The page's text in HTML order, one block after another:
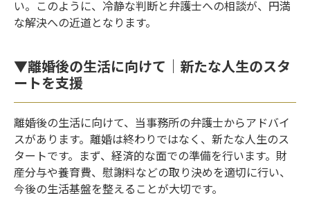
い。このように、冷静な判断と弁護士への相談が、円満
な解決への近道となります。
▼離婚後の生活に向けて｜新たな人生のスタ
ートを支援
離婚後の生活に向けて、当事務所の弁護士からアドバイ
スがあります。離婚は終わりではなく、新たな人生のス
タートです。まず、経済的な面での準備を行います。財
産分与や養育費、慰謝料などの取り決めを適切に行い、
今後の生活基盤を整えることが大切です。